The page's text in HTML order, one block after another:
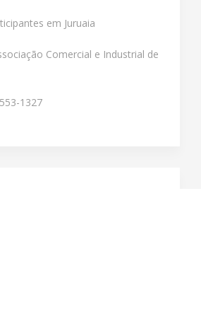
em Juruaia
Comercial e Industrial de
1327